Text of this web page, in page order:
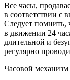
Все часы,
в соответствии с
Следует помнить,
в движении 24
длительной и
регулярно
Часовой механизм